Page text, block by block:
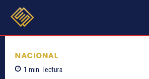
NACIONAL
1 min. lectura